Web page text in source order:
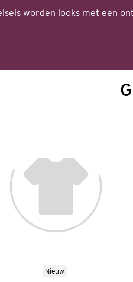
worden looks met een
Nieuw